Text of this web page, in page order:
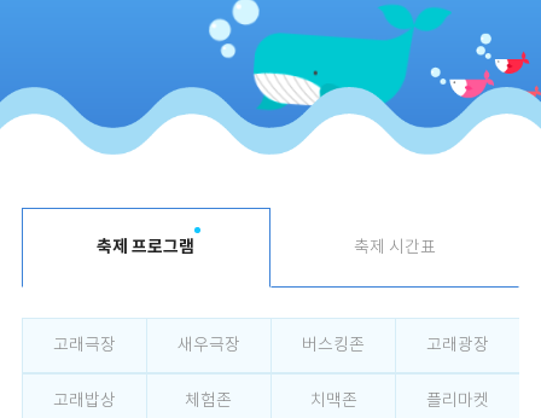
축제 프로그램 축제 시간표
고래극장 새우극장 버스킹존 고래광장
고래밥상 체험존 치맥존 플리마켓